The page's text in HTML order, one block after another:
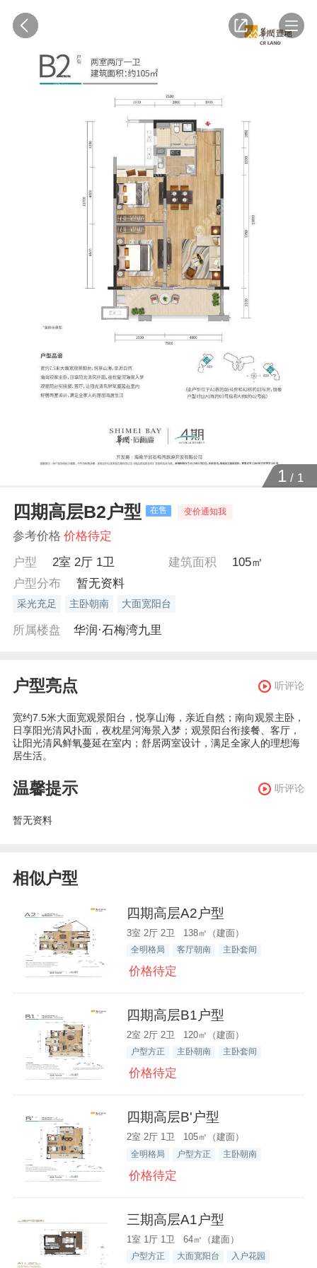
1 / 1
四期高层B2户型 在售 变价通知我
参考价格 价格待定
户型
2室 2厅 1卫 建筑面积
105㎡
户型分布
暂无资料
采光充足 主卧朝南 大面宽阳台
所属楼盘 华润·石梅湾九里
户型亮点 听评论
宽约7.5米大面宽观景阳台，悦享山海，亲近自然；南向观景主卧，
日享阳光清风扑面，夜枕星河海景入梦；观景阳台衔接餐、客厅，
让阳光清风鲜氧蔓延在室内；舒居两室设计，满足全家人的理想海
居生活。
温馨提示 听评论
暂无资料
相似户型
四期高层A2户型
3室 2厅 2卫 138㎡（建面）
全明格局 客厅朝南 主卧套间
价格待定
四期高层B1户型
2室 2厅 2卫 120㎡（建面）
户型方正 主卧朝南 主卧套间
价格待定
四期高层B'户型
2室 2厅 1卫 105㎡（建面）
全明格局 户型方正 主卧朝南
价格待定
三期高层A1户型
1室 1厅 1卫 64㎡（建面）
户型方正 大面宽阳台 入户花园